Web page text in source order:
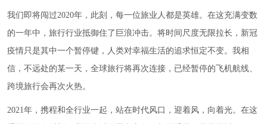
我们即将闯过2020年，此刻，每一位旅业人都是英雄。在这充满变数
的一年中，旅行行业抵御住了巨浪冲击。将时间尺度无限拉长，新冠
疫情只是其中一个暂停键，人类对幸福生活的追求恒定不变。我相
信，不远处的某一天，全球旅行将再次连接，已经暂停的飞机航线、
跨境旅行会再次火热。
2021年，携程和全行业一起，站在时代风口，迎着风，向着光。在这